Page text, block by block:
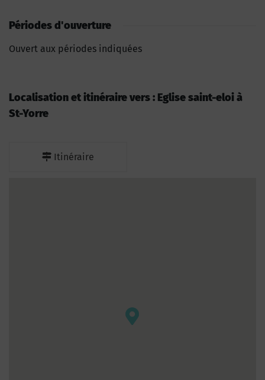
Périodes d'ouverture
Ouvert aux périodes indiquées
Localisation et itinéraire vers : Eglise saint-eloi à
St-Yorre
Itinéraire